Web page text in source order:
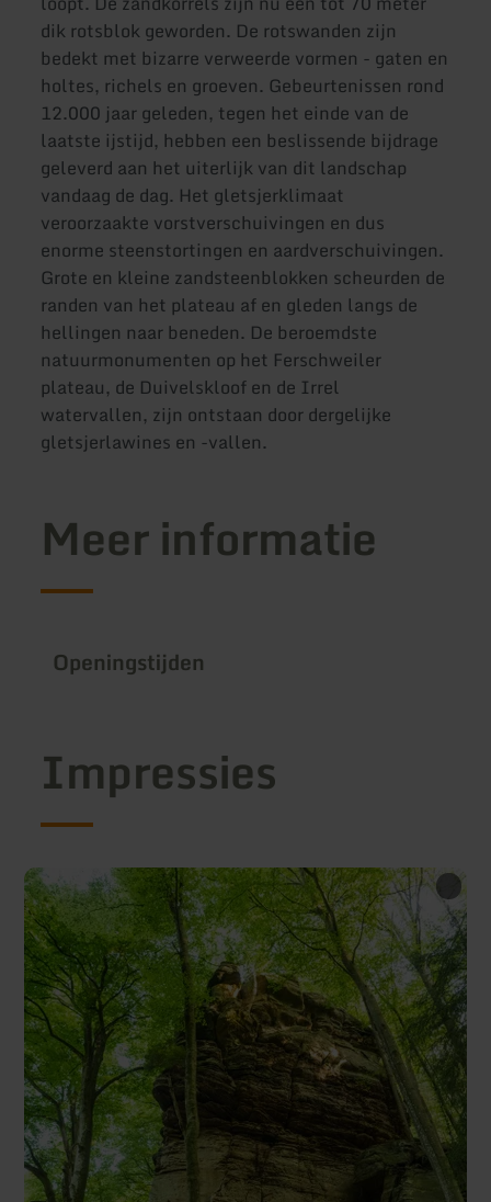
dik rotsblok geworden. De rotswanden zijn
bedekt met bizarre verweerde vormen - gaten en
holtes, richels en groeven. Gebeurtenissen rond
12.000 jaar geleden, tegen het einde van de
laatste ijstijd, hebben een beslissende bijdrage
geleverd aan het uiterlijk van dit landschap
vandaag de dag. Het gletsjerklimaat
veroorzaakte vorstverschuivingen en dus
enorme steenstortingen en aardverschuivingen.
Grote en kleine zandsteenblokken scheurden de
randen van het plateau af en gleden langs de
hellingen naar beneden. De beroemdste
natuurmonumenten op het Ferschweiler
plateau, de Duivelskloof en de Irrel
watervallen, zijn ontstaan door dergelijke
gletsjerlawines en -vallen.
Meer informatie
Openingstijden
Impressies